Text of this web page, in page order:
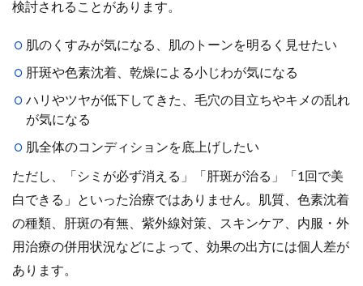
検討されることがあります。
肌のくすみが気になる、肌のトーンを明るく見せたい
肝斑や色素沈着、乾燥による小じわが気になる
ハリやツヤが低下してきた、毛穴の目立ちやキメの乱れ
が気になる
肌全体のコンディションを底上げしたい
ただし、「シミが必ず消える」「肝斑が治る」「1回で美
白できる」といった治療ではありません。肌質、色素沈着
の種類、肝斑の有無、紫外線対策、スキンケア、内服・外
用治療の併用状況などによって、効果の出方には個人差が
あります。